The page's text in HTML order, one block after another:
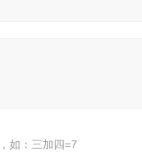
如：三加四=7